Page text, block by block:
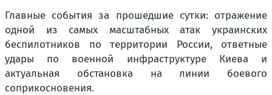
Главные события за прошедшие сутки: отражение
одной из самых масштабных атак украинских
беспилотников по территории России, ответные
удары по военной инфраструктуре Киева и
актуальная обстановка на линии боевого
соприкосновения.